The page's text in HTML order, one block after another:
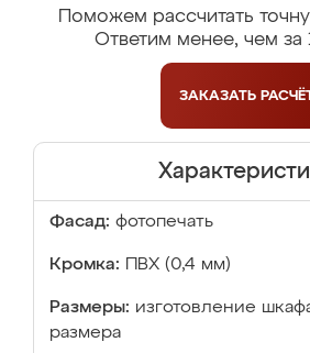
Поможем рассчитать
Ответим менее, чем за
ЗАКАЗАТЬ
Фасад: фотопечать
Кромка: ПВХ (0,4 мм)
Размеры: изготовление
размера